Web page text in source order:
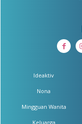
Ideaktiv
Nona
Mingguan Wanita
Keluarga